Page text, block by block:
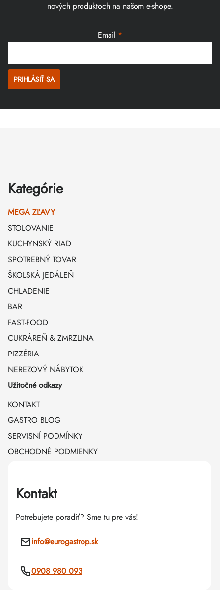
nových produktoch na našom e-shope.
Email
PRIHLÁSIŤ SA
Kategórie
MEGA ZĽAVY
STOLOVANIE
KUCHYNSKÝ RIAD
SPOTREBNÝ TOVAR
ŠKOLSKÁ JEDÁLEŇ
CHLADENIE
BAR
FAST-FOOD
CUKRÁREŇ & ZMRZLINA
PIZZÉRIA
NEREZOVÝ NÁBYTOK
Užitočné odkazy
KONTAKT
GASTRO BLOG
SERVISNÍ PODMÍNKY
OBCHODNÉ PODMIENKY
Kontakt
Potrebujete poradiť? Sme tu pre vás!
info@eurogastrop.sk
0908 980 093